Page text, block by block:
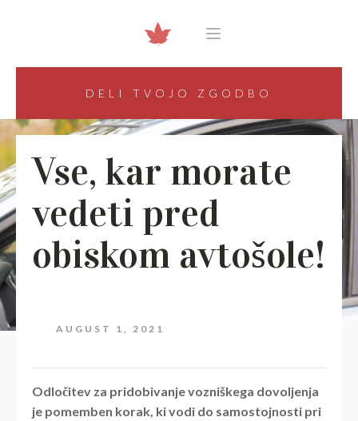
DELI TVOJO ZGODBO
Vse, kar morate
vedeti pred
obiskom avtošole!
AUGUST 1, 2021
Odločitev za pridobivanje vozniškega dovoljenja
je pomemben korak, ki vodi do samostojnosti pri